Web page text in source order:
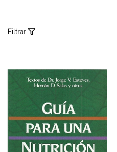
Filtrar